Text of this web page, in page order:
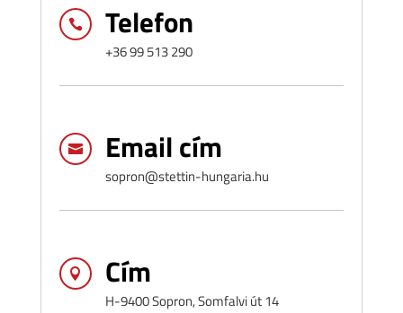
 Telefon
+36 99 513 290
 Email cím
sopron@stettin-hungaria.hu
 Cím
H-9400 Sopron, Somfalvi út 14